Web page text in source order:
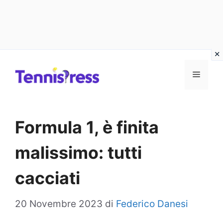
MENU
Formula 1, è finita
malissimo: tutti
cacciati
20 Novembre 2023 di Federico Danesi